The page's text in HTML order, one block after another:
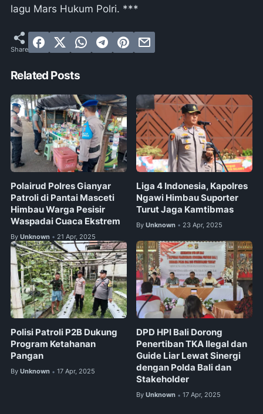
lagu Mars Hukum Polri. ***
Related Posts
Polairud Polres Gianyar
Patroli di Pantai Masceti
Himbau Warga Pesisir
Waspadai Cuaca Ekstrem
By Unknown • 21 Apr, 2025
Liga 4 Indonesia, Kapolres
Ngawi Himbau Suporter
Turut Jaga Kamtibmas
By Unknown • 23 Apr, 2025
Polisi Patroli P2B Dukung
Program Ketahanan
Pangan
By Unknown • 17 Apr, 2025
DPD HPI Bali Dorong
Penertiban TKA Ilegal dan
Guide Liar Lewat Sinergi
dengan Polda Bali dan
Stakeholder
By Unknown • 17 Apr, 2025